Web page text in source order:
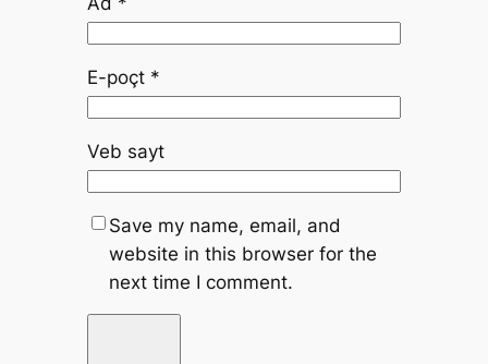
E-poçt *
Veb sayt
Save my name, email, and
website in this browser for the
next time I comment.